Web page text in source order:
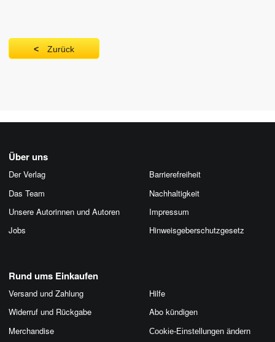
Zurück
Über uns
Der Verlag
Das Team
Unsere Autorinnen und Autoren
Jobs
Barrierefreiheit
Nachhaltigkeit
Impressum
Hinweis­geber­schutz­gesetz
Rund ums Einkaufen
Versand und Zahlung
Widerruf und Rückgabe
Merchandise
Hilfe
Abo kündigen
Cookie-Einstellungen ändern